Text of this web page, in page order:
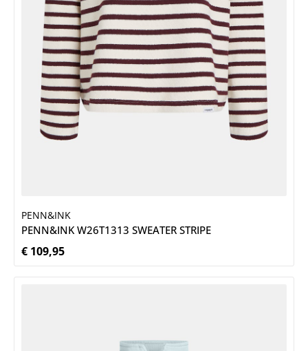
PENN&INK
PENN&INK W26T1313 SWEATER STRIPE
Normale prijs:
€ 109,95